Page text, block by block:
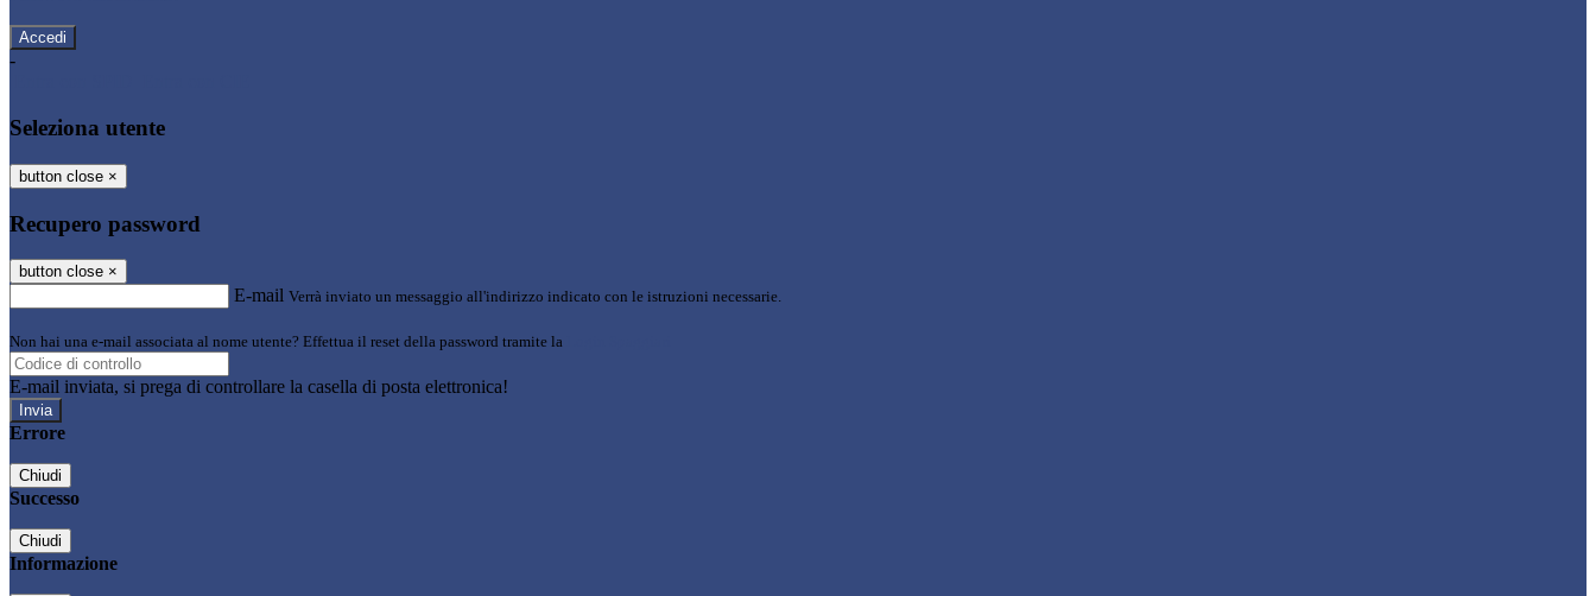
-
Seleziona utente
button close ×
Recupero password
button close ×
E-mail Verrà inviato un messaggio all'indirizzo indicato con le istruzioni necessarie.
Non hai una e-mail associata al nome utente? Effettua il reset della password tramite la
E-mail inviata, si prega di controllare la casella di posta elettronica!
Errore
Chiudi
Successo
Chiudi
Informazione